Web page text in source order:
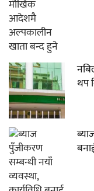
थप